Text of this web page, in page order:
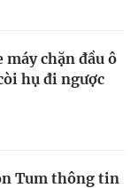
máy chặn đầu ô
hụ đi ngược
Tum thông tin